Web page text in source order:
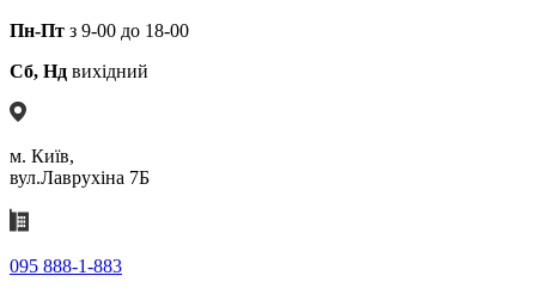
Пн-Пт з 9-00 до 18-00
Сб, Нд вихідний
м. Київ,
вул.Лаврухіна 7Б
095 888-1-883